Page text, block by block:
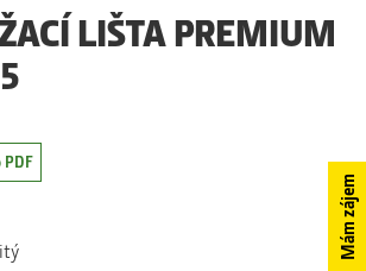
Mám zájem
LIŠTA PREMIUM
PDF